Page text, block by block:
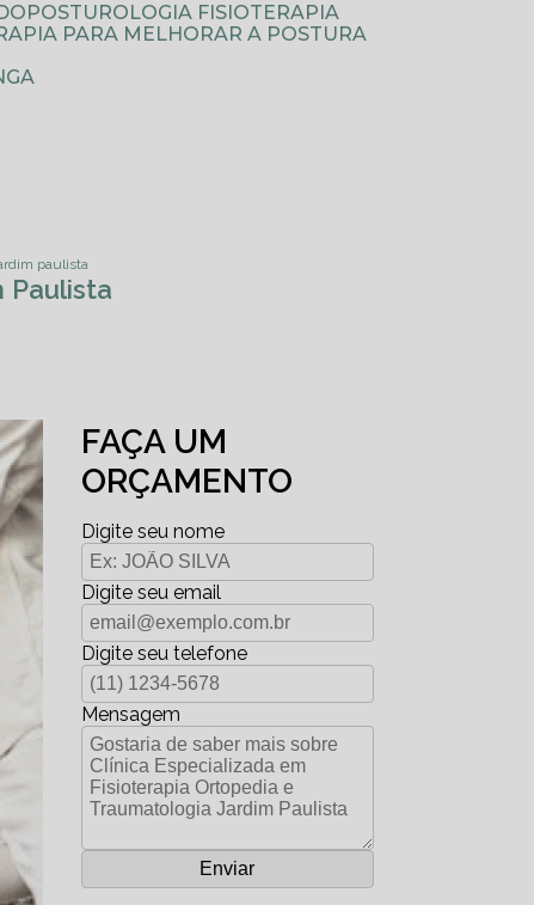
FISIOTERAPIA
PARA MELHORAR A POSTURA
paulista
Paulista
FAÇA UM
ORÇAMENTO
Digite seu nome
Digite seu email
Digite seu telefone
Mensagem